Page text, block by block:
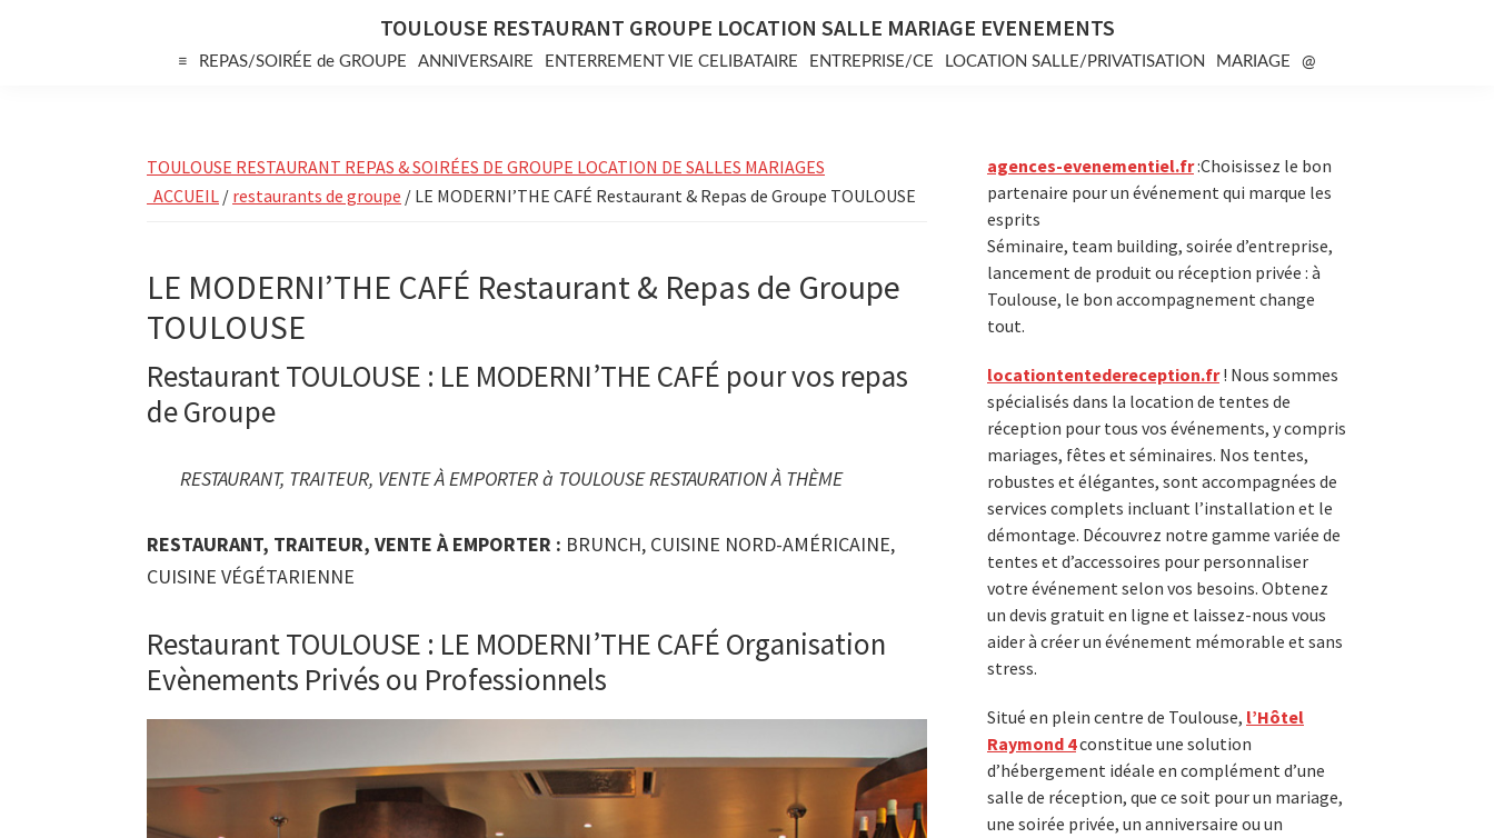
TOULOUSE RESTAURANT GROUPE LOCATION SALLE MARIAGE EVENEMENTS
≡ REPAS/SOIRÉE de GROUPE ANNIVERSAIRE ENTERREMENT VIE CELIBATAIRE ENTREPRISE/CE LOCATION SALLE/PRIVATISATION MARIAGE @
TOULOUSE RESTAURANT REPAS & SOIRÉES DE GROUPE LOCATION DE SALLES MARIAGES
ACCUEIL / restaurants de groupe / LE MODERNI’THE CAFÉ Restaurant & Repas de Groupe TOULOUSE
LE MODERNI’THE CAFÉ Restaurant & Repas de Groupe
TOULOUSE
Restaurant TOULOUSE : LE MODERNI’THE CAFÉ pour vos repas
de Groupe
RESTAURANT, TRAITEUR, VENTE À EMPORTER à TOULOUSE RESTAURATION À THÈME
RESTAURANT, TRAITEUR, VENTE À EMPORTER : BRUNCH, CUISINE NORD-AMÉRICAINE,
CUISINE VÉGÉTARIENNE
Restaurant TOULOUSE : LE MODERNI’THE CAFÉ Organisation
Evènements Privés ou Professionnels
Primary
Sidebar
agences-evenementiel.fr:Choisissez le bon
partenaire pour un événement qui marque les
esprits
Séminaire, team building, soirée d’entreprise,
lancement de produit ou réception privée : à
Toulouse, le bon accompagnement change
tout.
locationtentedereception.fr! Nous sommes
spécialisés dans la location de tentes de
réception pour tous vos événements, y compris
mariages, fêtes et séminaires. Nos tentes,
robustes et élégantes, sont accompagnées de
services complets incluant l’installation et le
démontage. Découvrez notre gamme variée de
tentes et d’accessoires pour personnaliser
votre événement selon vos besoins. Obtenez
un devis gratuit en ligne et laissez-nous vous
aider à créer un événement mémorable et sans
stress.
Situé en plein centre de Toulouse, l’Hôtel
Raymond 4constitue une solution
d’hébergement idéale en complément d’une
salle de réception, que ce soit pour un mariage,
une soirée privée, un anniversaire ou un